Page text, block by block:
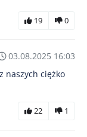
19 0
03.08.2025 16:03
naszych ciężko
22 1